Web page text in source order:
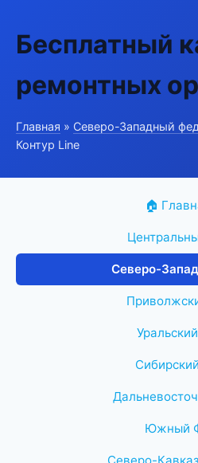
Бесплатный
ремонтных
Главная » Северо-Западный
Контур Line
🏠
Северо-
Южный